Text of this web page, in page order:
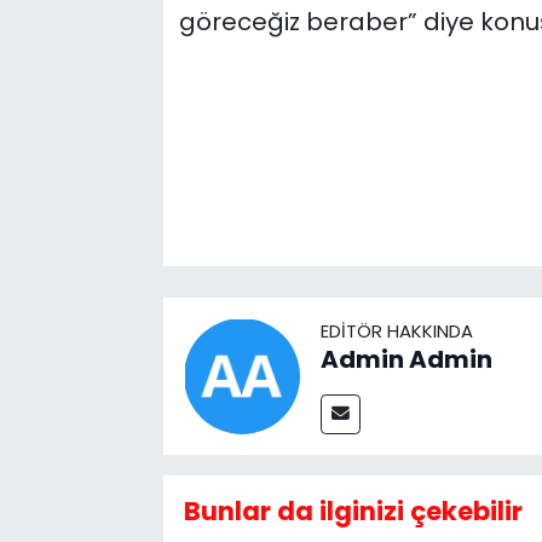
göreceğiz beraber” diye
EDITÖR HAKKINDA
Admin Admin
Bunlar da ilginizi çekebilir